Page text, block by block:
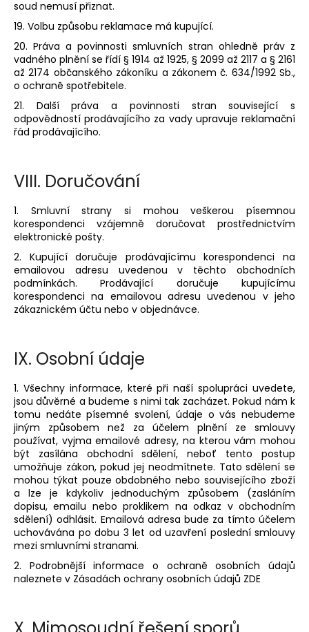
soud nemusí přiznat.
19. Volbu způsobu reklamace má kupující.
20. Práva a povinnosti smluvních stran ohledně práv z
vadného plnění se řídí § 1914 až 1925, § 2099 až 2117 a § 2161
až 2174 občanského zákoníku a zákonem č. 634/1992 Sb.,
o ochraně spotřebitele.
21. Další práva a povinnosti stran související s
odpovědností prodávajícího za vady upravuje reklamační
řád prodávajícího.
VIII. Doručování
1. Smluvní strany si mohou veškerou písemnou
korespondenci vzájemně doručovat prostřednictvím
elektronické pošty.
2. Kupující doručuje prodávajícímu korespondenci na
emailovou adresu uvedenou v těchto obchodních
podmínkách. Prodávající doručuje kupujícímu
korespondenci na emailovou adresu uvedenou v jeho
zákaznickém účtu nebo v objednávce.
IX. Osobní údaje
1. Všechny informace, které při naší spolupráci uvedete,
jsou důvěrné a budeme s nimi tak zacházet. Pokud nám k
tomu nedáte písemné svolení, údaje o vás nebudeme
jiným způsobem než za účelem plnění ze smlouvy
používat, vyjma emailové adresy, na kterou vám mohou
být zasílána obchodní sdělení, neboť tento postup
umožňuje zákon, pokud jej neodmítnete. Tato sdělení se
mohou týkat pouze obdobného nebo souvisejícího zboží
a lze je kdykoliv jednoduchým způsobem (zasláním
dopisu, emailu nebo proklikem na odkaz v obchodním
sdělení) odhlásit. Emailová adresa bude za tímto účelem
uchovávána po dobu 3 let od uzavření poslední smlouvy
mezi smluvními stranami.
2. Podrobnější informace o ochraně osobních údajů
naleznete v Zásadách ochrany osobních údajů ZDE